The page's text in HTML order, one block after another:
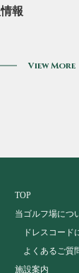
報
View More
TOP
当ゴルフ場につ
ドレスコード
よくあるご質
施設案内